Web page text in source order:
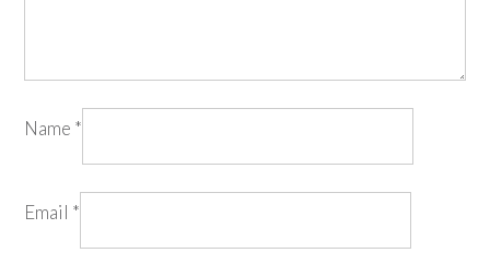
Name *
Email *